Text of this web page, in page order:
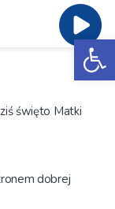
święto Matki
dobrej